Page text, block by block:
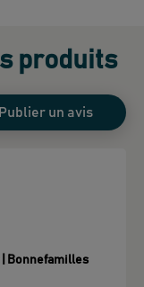
produits
Publier un avis
| Bonnefamilles